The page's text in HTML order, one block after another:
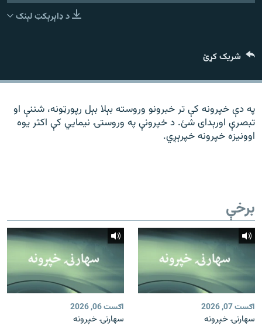
د ازادې اروپا راډیو ټولې ووبپاڼې
د ډاېرېکټ لېنک
شریک کړئ
په دې خپرونه کې تر خبرونو وروسته بېلا بېل رپورټونه، شننې او
تبصرې اورېدای شئ. د خپرونې په وروستۍ نیمايي کې اکثر یوه
اوونیزه خپرونه خپرېږي.
برخې
اګست 07, 2026
سهارنۍ خپرونه
اګست 06, 2026
سهارنۍ خپرونه